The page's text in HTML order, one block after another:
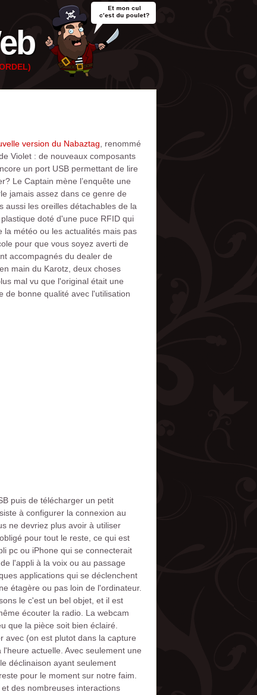
version du Nabaztag , renommé
Violet : de nouveaux composants
un port USB permettant de lire
Le Captain mène l’enquête une
jamais assez dans ce genre de
aussi les oreilles détachables de la
doté d'une puce RFID qui
météo ou les actualités mais pas
pour que vous soyez averti de
accompagnés du dealer de
main du Karotz, deux choses
mal vu que l'original était une
de bonne qualité avec l'utilisation
puis de télécharger un petit
à configurer la connexion au
ne devriez plus avoir à utiliser
pour tout le reste, ce qui est
pc ou iPhone qui se connecterait
l'appli à la voix ou au passage
applications qui se déclenchent
étagère ou pas loin de l'ordinateur.
le c'est un bel objet, et il est
écouter la radio. La webcam
que la pièce soit bien éclairé.
avec (on est plutot dans la capture
actuelle. Avec seulement une
déclinaison ayant seulement
pour le moment sur notre faim.
des nombreuses interactions